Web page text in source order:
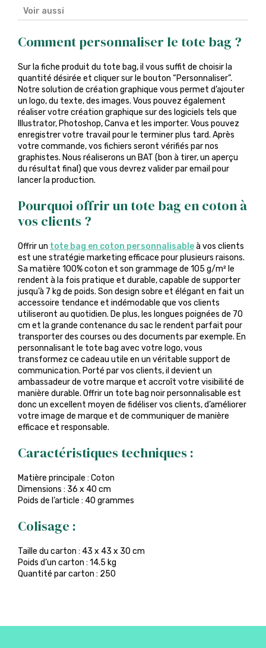
Voir aussi
Comment personnaliser le tote bag ?
Sur la fiche produit du tote bag, il vous suffit de choisir la
quantité désirée et cliquer sur le bouton “Personnaliser”.
Notre solution de création graphique vous permet d’ajouter
un logo, du texte, des images. Vous pouvez également
réaliser votre création graphique sur des logiciels tels que
Illustrator, Photoshop, Canva et les importer. Vous pouvez
enregistrer votre travail pour le terminer plus tard. Après
votre commande, vos fichiers seront vérifiés par nos
graphistes. Nous réaliserons un BAT (bon à tirer, un aperçu
du résultat final) que vous devrez valider par email pour
lancer la production.
Pourquoi offrir un tote bag en coton à
vos clients ?
Offrir un tote bag en coton personnalisableà vos clients
est une stratégie marketing efficace pour plusieurs raisons.
Sa matière 100% coton et son grammage de 105 g/m² le
rendent à la fois pratique et durable, capable de supporter
jusqu’à 7 kg de poids. Son design sobre et élégant en fait un
accessoire tendance et indémodable que vos clients
utiliseront au quotidien. De plus, les longues poignées de 70
cm et la grande contenance du sac le rendent parfait pour
transporter des courses ou des documents par exemple. En
personnalisant le tote bag avec votre logo, vous
transformez ce cadeau utile en un véritable support de
communication. Porté par vos clients, il devient un
ambassadeur de votre marque et accroît votre visibilité de
manière durable. Offrir un tote bag noir personnalisable est
donc un excellent moyen de fidéliser vos clients, d’améliorer
votre image de marque et de communiquer de manière
efficace et responsable.
Caractéristiques techniques :
Matière principale : Coton
Dimensions : 36 x 40 cm
Poids de l’article : 40 grammes
Colisage :
Taille du carton : 43 x 43 x 30 cm
Poids d’un carton : 14.5 kg
Quantité par carton : 250